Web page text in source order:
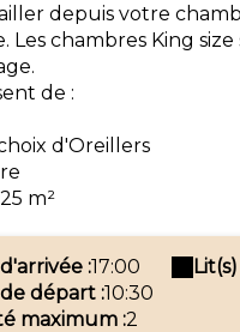
depuis votre
Les chambres King
de :
d'Oreillers
m²
:17:00
départ :10:30
maximum :2